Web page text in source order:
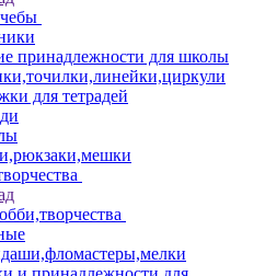
принадлежности для школы
для тетрадей